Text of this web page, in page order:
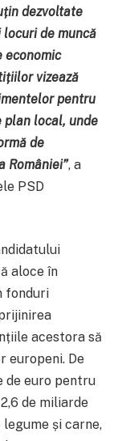
dezvoltate
locuri de muncă
economic
vizează
pentru
plan local, unde
de
României”, a
PSD
aloce în
fonduri
acestora să
europeni. De
de euro pentru
de miliarde
și carne,